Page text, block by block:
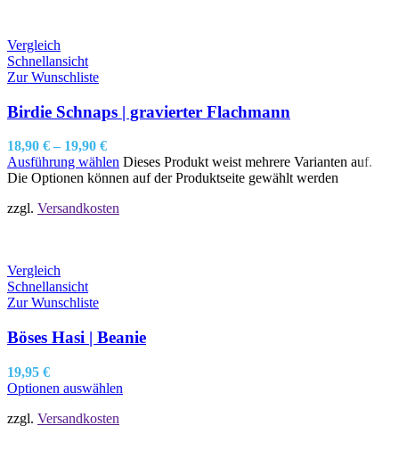
Vergleich
Schnellansicht
Zur Wunschliste
Birdie Schnaps | gravierter Flachmann
18,90 € – 19,90 €
Ausführung wählen Dieses Produkt weist mehrere Varianten auf.
Die Optionen können auf der Produktseite gewählt werden
zzgl. Versandkosten
Vergleich
Schnellansicht
Zur Wunschliste
Böses Hasi | Beanie
19,95 €
Optionen auswählen
zzgl. Versandkosten